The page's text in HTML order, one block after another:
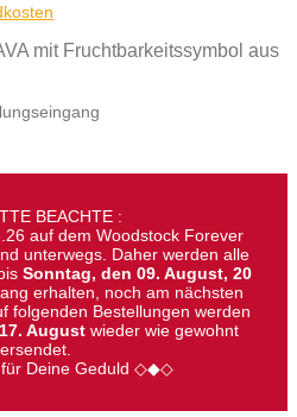
mit Fruchtbarkeitssymbol aus
BEACHTE :
auf dem Woodstock Forever
unterwegs. Daher werden alle
Sonntag, den 09. August, 20
erhalten, noch am nächsten
folgenden Bestellungen werden
August wieder wie gewohnt
für Deine Geduld ◇◆◇